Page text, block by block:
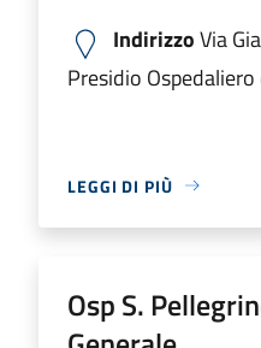
IndirizzoVia
Presidio Ospedaliero
LEGGI DI PIÙ
Osp S.